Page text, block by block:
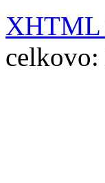
XHTML